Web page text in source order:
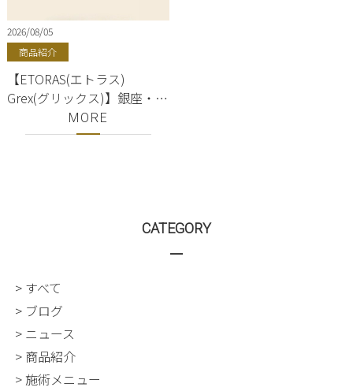
2026/08/05
商品紹介
【ETORAS(エトラス)
Grex(グリックス)】銀座・有
楽町・東京駅｜hoyu(ホーユ
ー)正規取扱店｜美容室
MORE
CATEGORY
> すべて
> ブログ
> ニュース
> 商品紹介
> 施術メニュー